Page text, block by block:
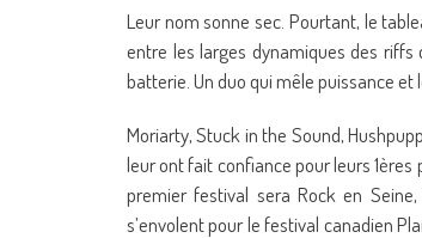
Leur nom sonne sec. Pourtant, le
entre les larges dynamiques des riffs
batterie. Un duo qui mêle puissance et
Moriarty, Stuck in the Sound,
leur ont fait confiance pour leurs
premier festival sera Rock en
s’envolent pour le festival canadien